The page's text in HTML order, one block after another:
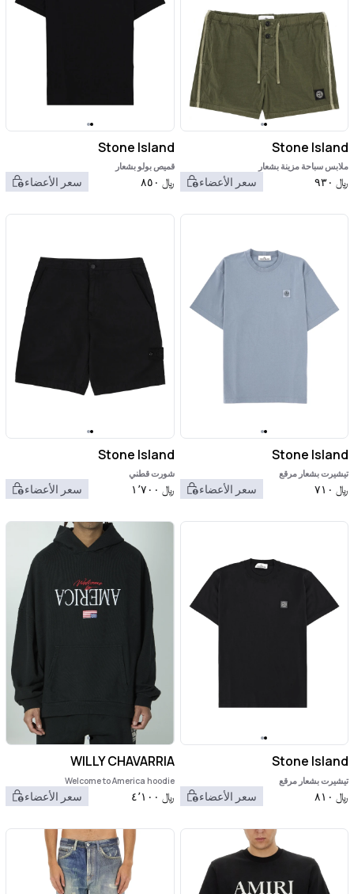
Stone Island
ملابس سباحة مزينة بشعار
﷼ ٩٣٠ سعر الأعضاء
Stone Island
قميص بولو بشعار
﷼ ٨٥٠ سعر الأعضاء
Stone Island
تيشيرت بشعار مرقع
﷼ ٧١٠ سعر الأعضاء
Stone Island
شورت قطني
﷼ ١٬٧٠٠ سعر الأعضاء
Stone Island
تيشيرت بشعار مرقع
﷼ ٨١٠ سعر الأعضاء
WILLY CHAVARRIA
Welcome to America hoodie
﷼ ٤٬١٠٠ سعر الأعضاء